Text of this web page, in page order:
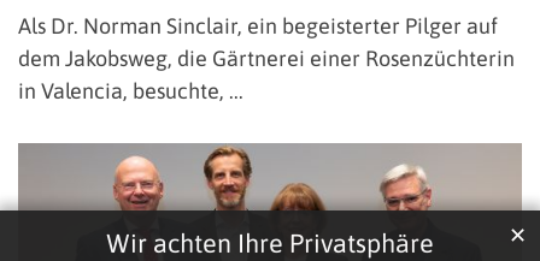
Wir achten Ihre Privatsphäre ✕
Als Dr. Norman Sinclair, ein begeisterter Pilger auf
dem Jakobsweg, die Gärtnerei einer Rosenzüchterin
in Valencia, besuchte, ...